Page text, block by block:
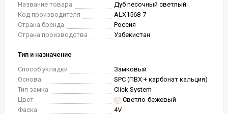
Название товара
Дуб песочный светлый
Код производителя
ALX1568-7
Страна бренда
Россия
Страна производства
Узбекистан
Тип и назначение
Способ укладки
Замковый
Основа
SPC (ПВХ + карбонат кальция)
Тип замка
Click System
Цвет
Светло-бежевый
Фаска
4V